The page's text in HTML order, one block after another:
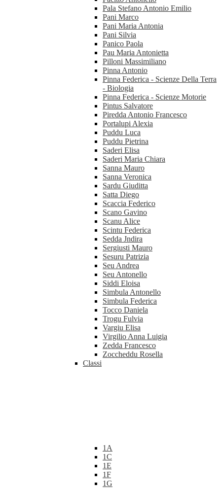
Pala Stefano Antonio Emilio
Pani Marco
Pani Maria Antonia
Pani Silvia
Panico Paola
Pau Maria Antonietta
Pilloni Massimiliano
Pinna Antonio
Pinna Federica - Scienze Della Terra
- Biologia
Pinna Federica - Scienze Motorie
Pintus Salvatore
Piredda Antonio Francesco
Portalupi Alexia
Puddu Luca
Puddu Pietrina
Saderi Elisa
Saderi Maria Chiara
Sanna Mauro
Sanna Veronica
Sardu Giuditta
Satta Diego
Scaccia Federico
Scano Gavino
Scanu Alice
Scintu Federica
Sedda Jndira
Sergiusti Mauro
Sesuru Patrizia
Seu Andrea
Seu Antonello
Siddi Eloisa
Simbula Antonello
Simbula Federica
Tocco Daniela
Trogu Fulvia
Vargiu Elisa
Virgilio Anna Luigia
Zedda Francesco
Zoccheddu Rosella
Classi
1A
1C
1E
1F
1G